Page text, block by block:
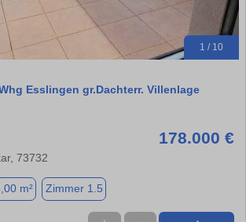
1 / 10
Esslingen gr.Dachterr. Villenlage
178.000 €
73732
m² Zimmer 1.5